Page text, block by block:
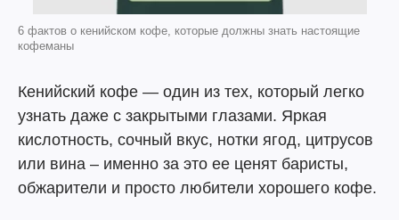
6 фактов о кенийском кофе, которые должны знать настоящие
кофеманы
Кенийский кофе — один из тех, который легко
узнать даже с закрытыми глазами. Яркая
кислотность, сочный вкус, нотки ягод, цитрусов
или вина – именно за это ее ценят баристы,
обжарители и просто любители хорошего кофе.